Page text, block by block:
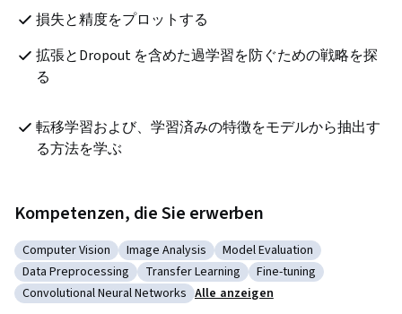
損失と精度をプロットする
拡張とDropout を含めた過学習を防ぐための戦略を探
る
転移学習および、学習済みの特徴をモデルから抽出す
る方法を学ぶ
Kompetenzen, die Sie erwerben
Kategorie: Computer Vision
Computer Vision Kategorie: Image Analysis
Image Analysis Kategorie: Model Evaluation
Model Evaluation
Kategorie: Data Preprocessing
Data Preprocessing Kategorie: Transfer Learning
Transfer Learning Kategorie: Fine-tuning
Fine-tuning
Kategorie: Convolutional Neural Networks
Convolutional Neural Networks Alle anzeigen